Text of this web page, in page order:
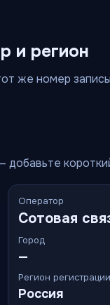
и регион
же номер
добавьте
Оператор
Сотовая
Город
—
Регион регистрации
Россия